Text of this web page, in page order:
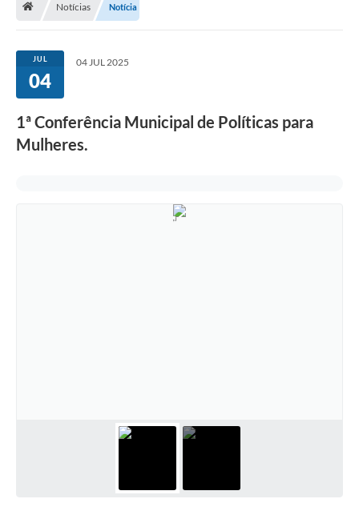
Estrutura Administrativa
Galeria de Fotos
Notícias Notícia
JUL
04
04 JUL 2025
1ª Conferência Municipal de Políticas para
Mulheres.